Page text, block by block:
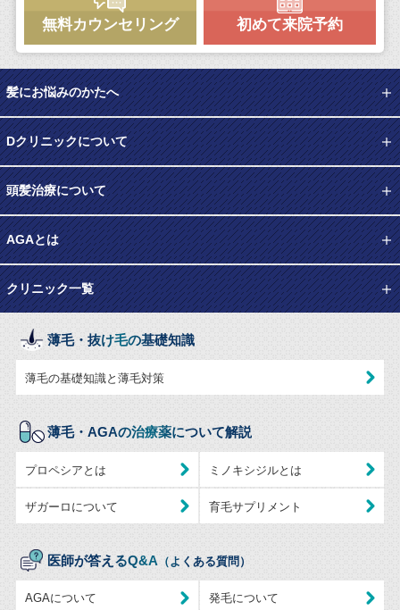
無料カウンセリング 初めて来院予約
髪にお悩みのかたへ
Dクリニックについて
頭髪治療について
AGAとは
クリニック一覧
薄毛・抜け毛の基礎知識
薄毛の基礎知識と薄毛対策
薄毛・AGAの治療薬について解説
プロペシアとは ミノキシジルとは
ザガーロについて 育毛サプリメント
医師が答えるQ&A （よくある質問）
AGAについて 発毛について